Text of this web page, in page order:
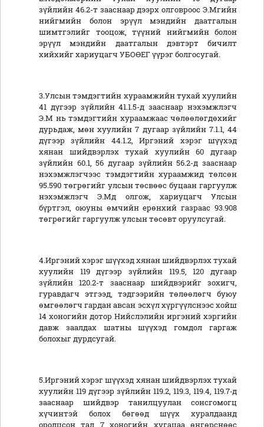
зүйлийн 46.2-т зааснаар дээрх олговроос Э.Мгийн
нийгмийн болон эрүүл мэндийн даатгалын
шимтгэлийг тооцож, түүний нийгмийн болон
эрүүл мэндийн даатгалын дэвтэрт бичилт
хийхийг хариуцагч УБОӨЕГ үүрэг болгосугай.
3.Улсын тэмдэгтийн хураамжийн тухай хуулийн
41 дүгээр зүйлийн 41.1.5-д зааснаар нэхэмжлэгч
Э.М нь тэмдэгтийн хураамжаас чөлөөлөгдөхийг
дурьдаж, мөн хуулийн 7 дугаар зүйлийн 7.1.1, 44
дүгээр зүйлийн 44.1.2, Иргэний хэрэг шүүхэд
хянан шийдвэрлэх тухай хуулийн 60 дугаар
зүйлийн 60.1, 56 дугаар зүйлийн 56.2-д зааснаар
нэхэмжлэгчээс тэмдэгтийн хураамжид төлсөн
95.590 төгрөгийг улсын төсвөөс буцаан гаргуулж
нэхэмжлэгч Э.Мд олгож, хариуцагч Улсын
бүртгэл, оюуны өмчийн ерөнхий газраас 93.908
төгрөгийг гаргуулж улсын төсөвт оруулсугай.
4.Иргэний хэрэг шүүхэд хянан шийдвэрлэх тухай
хуулийн 119 дүгээр зүйлийн 119.5, 120 дугаар
зүйлийн 120.2-т зааснаар шийдвэрийг зохигч,
гуравдагч этгээд, тэдгээрийн төлөөлөгч буюу
өмгөөлөгч гардан авсан эсхүл хүргүүлснээс хойш
14 хоногийн дотор Нийслэлийн иргэний хэргийн
давж заалдах шатны шүүхэд гомдол гаргаж
болохыг дурдсугай.
5.Иргэний хэрэг шүүхэд хянан шийдвэрлэх тухай
хуулийн 119 дүгээр зүйлийн 119.2, 119.3, 119.4, 119.7‑д
зааснаар шийдвэр танилцуулан сонсгомогц
хүчинтэй болох бөгөөд шүүх хуралдаанд
оролцсон тал 7 хоногийн хугацаа өнгөрснөөс